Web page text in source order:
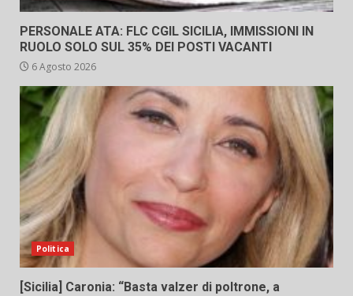
PERSONALE ATA: FLC CGIL SICILIA, IMMISSIONI IN
RUOLO SOLO SUL 35% DEI POSTI VACANTI
6 Agosto 2026
Politica
[Sicilia] Caronia: “Basta valzer di poltrone, a